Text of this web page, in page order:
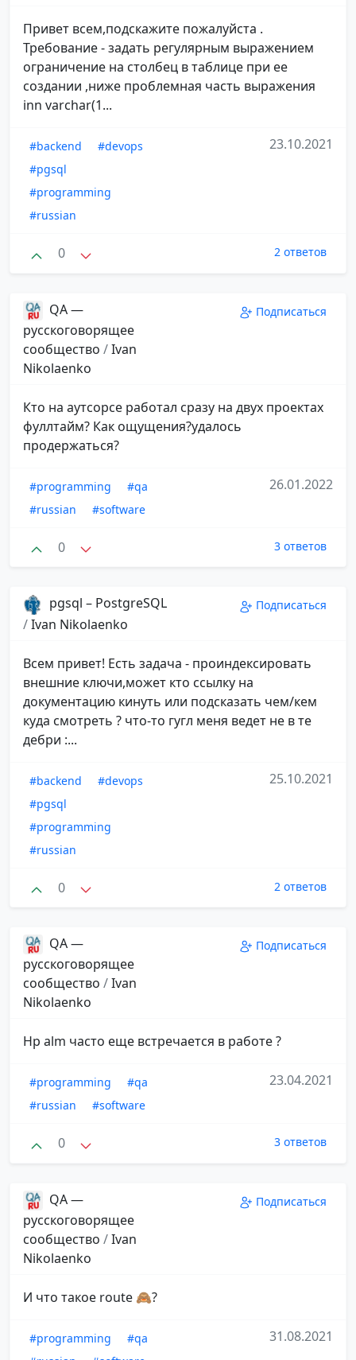
Привет всем,подскажите пожалуйста .
Требование - задать регулярным выражением
ограничение на столбец в таблице при ее
создании ,ниже проблемная часть выражения
inn varchar(1...
#backend
#devops
#pgsql
#programming
#russian
23.10.2021
0 2 ответов
QA —
русскоговорящее
сообщество /Ivan
Nikolaenko
Подписаться
Кто на аутсорсе работал сразу на двух проектах
фуллтайм? Как ощущения?удалось
продержаться?
#programming
#qa
#russian
#software
26.01.2022
0 3 ответов
pgsql – PostgreSQL
/Ivan Nikolaenko
Подписаться
Всем привет! Есть задача - проиндексировать
внешние ключи,может кто ссылку на
документацию кинуть или подсказать чем/кем
куда смотреть ? что-то гугл меня ведет не в те
дебри :...
#backend
#devops
#pgsql
#programming
#russian
25.10.2021
0 2 ответов
QA —
русскоговорящее
сообщество /Ivan
Nikolaenko
Подписаться
Hp alm часто еще встречается в работе ?
#programming
#qa
#russian
#software
23.04.2021
0 3 ответов
QA —
русскоговорящее
сообщество /Ivan
Nikolaenko
Подписаться
И что такое route 🙈?
#programming
#qa
31.08.2021